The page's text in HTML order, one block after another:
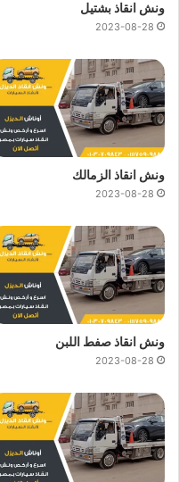
ونش انقاذ بشتيل
2023-08-28
ونش انقاذ الزمالك
2023-08-28
ونش انقاذ صفط اللبن
2023-08-28